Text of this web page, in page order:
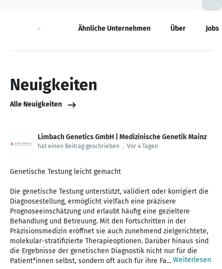
Neuigkeiten Ähnliche Unternehmen Über Jobs
Neuigkeiten
Alle Neuigkeiten
Limbach Genetics GmbH | Medizinische Genetik Mainz
hat einen Beitrag geschrieben . Vor 4 Tagen
Genetische Testung leicht gemacht
Die genetische Testung unterstützt, validiert oder korrigiert die
Diagnosestellung, ermöglicht vielfach eine präzisere
Prognoseeinschätzung und erlaubt häufig eine gezieltere
Behandlung und Betreuung. Mit den Fortschritten in der
Präzisionsmedizin eröffnet sie auch zunehmend zielgerichtete,
molekular-stratifizierte Therapieoptionen. Darüber hinaus sind
die Ergebnisse der genetischen Diagnostik nicht nur für die
Patient*innen selbst, sondern oft auch für ihre Fa... Weiterlesen